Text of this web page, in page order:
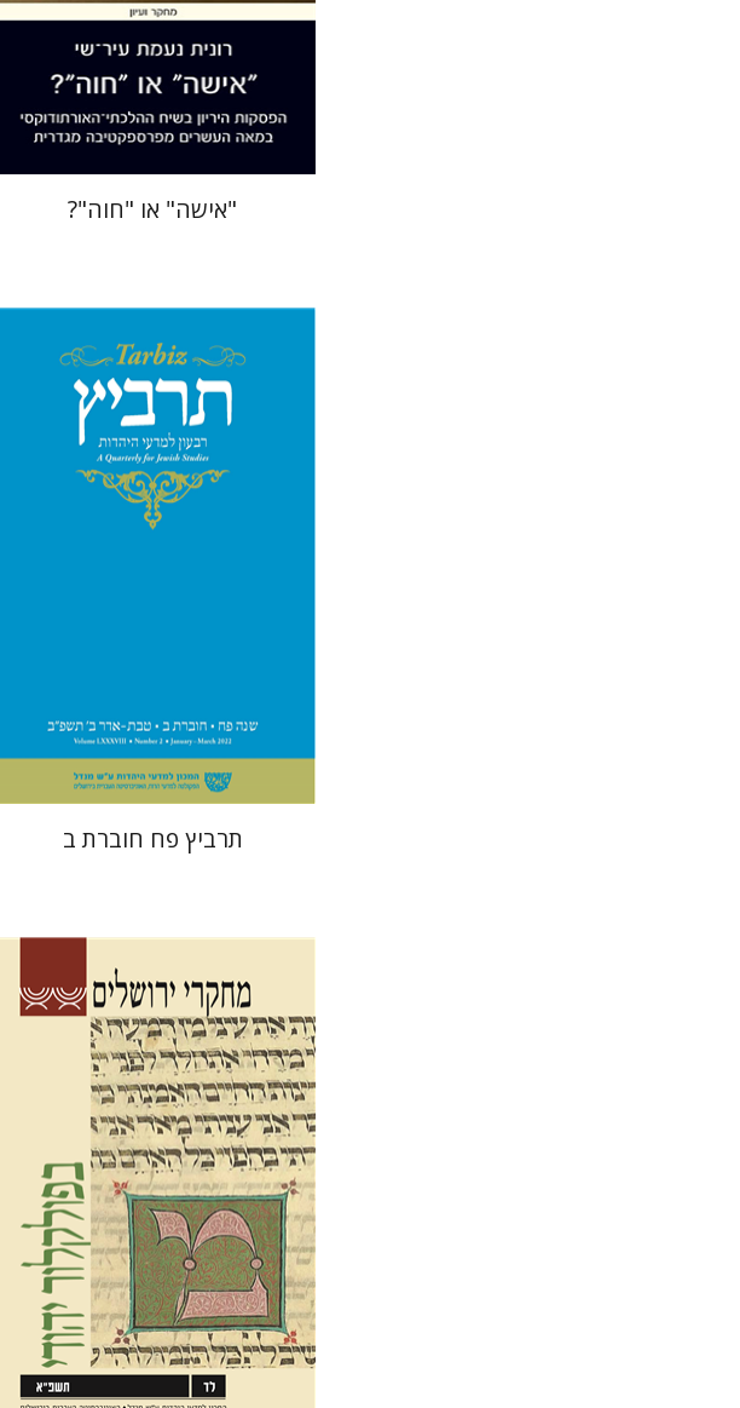
הנחת אתר ספר מודפס
$35
$32
"אישה" או "חוה"?
שלמה נאה שרית שלו-עיני
משה הלברטל
$29
$26
תרביץ פח חוברת ב
גלית חזן-רוקם
תמר
אלכסנדר-פריזר
הגר סלמון שלום צבר
הנחת אתר ספר מודפס
$35
$32